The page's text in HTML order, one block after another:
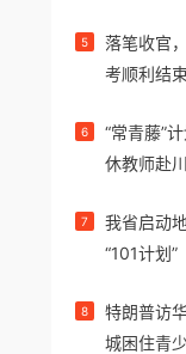
5
落笔收官
考顺利结
6
“常青藤”
休教师赴
7
我省启动
“101计划”
8
特朗普访
城困住青